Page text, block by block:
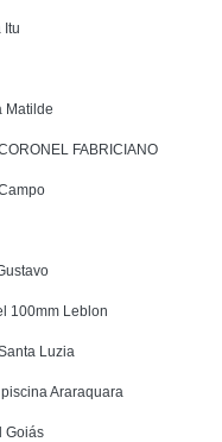
Itu
Matilde
FABRICIANO
100mm Leblon
Luzia
Araraquara
Goiás